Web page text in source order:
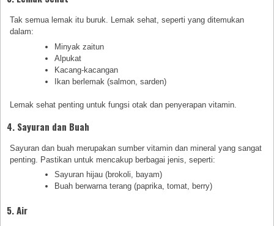
Tak semua lemak itu buruk. Lemak sehat, seperti yang ditemukan
dalam:
Minyak zaitun
Alpukat
Kacang-kacangan
Ikan berlemak (salmon, sarden)
Lemak sehat penting untuk fungsi otak dan penyerapan vitamin.
4. Sayuran dan Buah
Sayuran dan buah merupakan sumber vitamin dan mineral yang sangat
penting. Pastikan untuk mencakup berbagai jenis, seperti:
Sayuran hijau (brokoli, bayam)
Buah berwarna terang (paprika, tomat, berry)
5. Air